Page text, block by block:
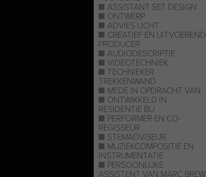
ASSISTANT SET DESIGN
ONTWERP
ADVIES LICHT
CREATIEF EN UITVOEREND
PRODUCER
AUDIODESCRIPTIE
VIDEOTECHNIEK
TECHNIEKER
TREKKENWAND
MEDE IN OPDRACHT VAN
ONTWIKKELD IN
RESIDENTIE BIJ
PERFORMER EN CO-
REGISSEUR
STEMADVISEUR
MUZIEKCOMPOSITIE EN
INSTRUMENTATIE
PERSOONLIJKE
ASSISTENT VAN MARC BREW